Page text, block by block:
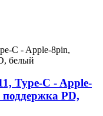
Type-C - Apple-
PD,